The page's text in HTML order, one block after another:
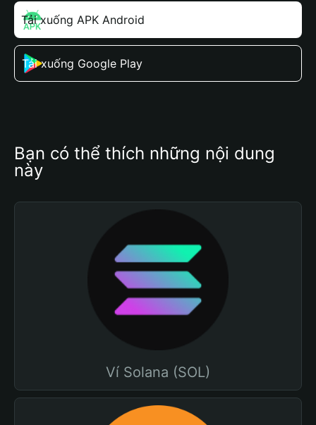
Tải xuống APK Android
Tải xuống Google Play
Bạn có thể thích những nội dung
này
Ví Solana (SOL)